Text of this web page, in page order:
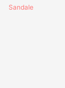
Sandale